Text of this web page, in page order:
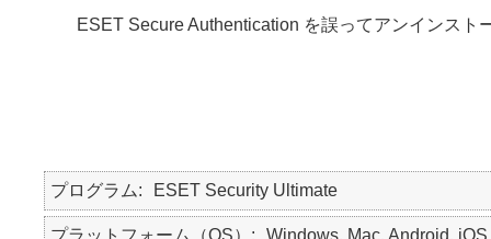
ESET Secure Authentication を誤ってアンインスト
プログラム ESET Security Ultimate
プラットフォーム（OS） Windows, Mac, Android, iOS